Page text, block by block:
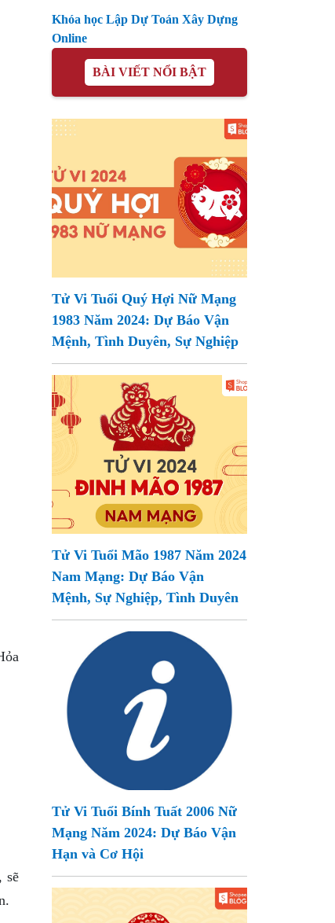
sẽ
Khóa học Lập Dự Toán Xây Dựng
Online
BÀI VIẾT NỔI BẬT
Tử Vi Tuổi Quý Hợi Nữ Mạng
1983 Năm 2024: Dự Báo Vận
Mệnh, Tình Duyên, Sự Nghiệp
Tử Vi Tuổi Mão 1987 Năm 2024
Nam Mạng: Dự Báo Vận
Mệnh, Sự Nghiệp, Tình Duyên
Tử Vi Tuổi Bính Tuất 2006 Nữ
Mạng Năm 2024: Dự Báo Vận
Hạn và Cơ Hội